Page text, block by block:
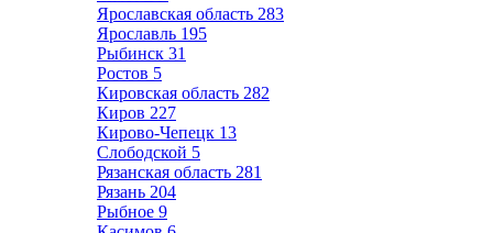
Ярославская область 283
Ярославль 195
Рыбинск 31
Ростов 5
Кировская область 282
Киров 227
Кирово-Чепецк 13
Слободской 5
Рязанская область 281
Рязань 204
Рыбное 9